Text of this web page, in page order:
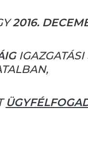
2016.
IGAZGATÁSI